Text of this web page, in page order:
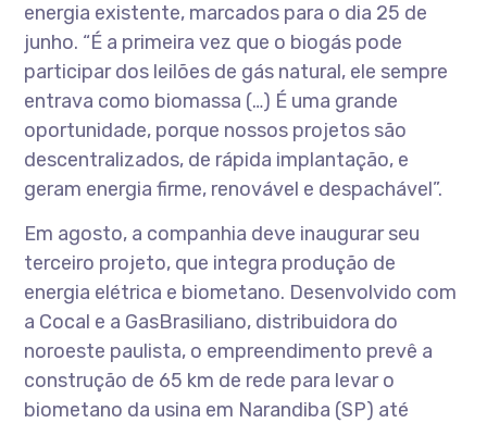
energia existente, marcados para o dia 25 de
junho. “É a primeira vez que o biogás pode
participar dos leilões de gás natural, ele sempre
entrava como biomassa (…) É uma grande
oportunidade, porque nossos projetos são
descentralizados, de rápida implantação, e
geram energia firme, renovável e despachável”.
Em agosto, a companhia deve inaugurar seu
terceiro projeto, que integra produção de
energia elétrica e biometano. Desenvolvido com
a Cocal e a GasBrasiliano, distribuidora do
noroeste paulista, o empreendimento prevê a
construção de 65 km de rede para levar o
biometano da usina em Narandiba (SP) até